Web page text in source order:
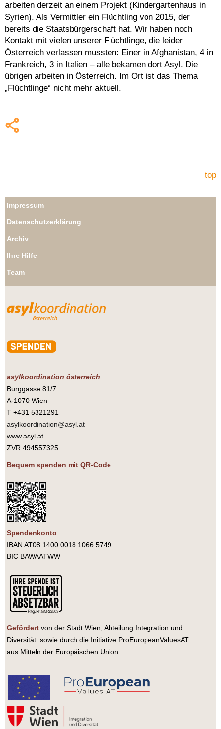
arbeiten derzeit an einem Projekt (Kindergartenhaus in
Syrien). Als Vermittler ein Flüchtling von 2015, der
bereits die Staatsbürgerschaft hat. Wir haben noch
Kontakt mit vielen unserer Flüchtlinge, die leider
Österreich verlassen mussten: Einer in Afghanistan, 4 in
Frankreich, 3 in Italien – alle bekamen dort Asyl. Die
übrigen arbeiten in Österreich. Im Ort ist das Thema
„Flüchtlinge“ nicht mehr aktuell.
top
Impressum
Datenschutzerklärung
Archiv
Ihre Hilfe
Team
asylkoordination österreich
Burggasse 81/7
A-1070 Wien
T +431 5321291
asylkoordination@asyl.at
www.asyl.at
ZVR 494557325
Bequem spenden mit QR-Code
Spendenkonto
IBAN AT08 1400 0018 1066 5749
BIC BAWAATWW
Gefördert von der Stadt Wien, Abteilung Integration und
Diversität, sowie durch die Initiative ProEuropeanValuesAT
aus Mitteln der Europäischen Union.